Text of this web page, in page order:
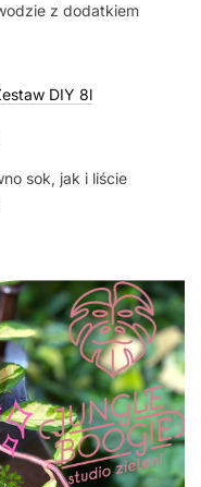
z dodatkiem
DIY 8l
sok, jak i liście